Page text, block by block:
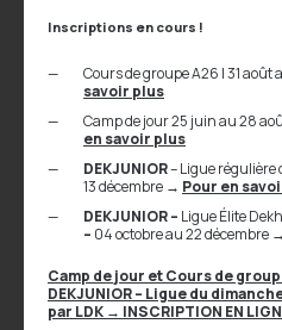
Vos goûts. Votre horaire.
Séances de 30, 45 ou 60
Services hebdomadaires,
Plages horaires de votre choix
entreprise
Inscriptions en cours !
Cours de groupe A26 | 31 août
savoir plus
Camp de jour 25 juin au 28
en savoir plus
DEKJUNIOR– Ligue régulière
13 décembre → Pour en
DEKJUNIOR – Ligue Élite
– 04 octobre au 22 décembre →
Camp de jour et Cours de
DEKJUNIOR – Ligue du
par LDK → INSCRIPTION EN